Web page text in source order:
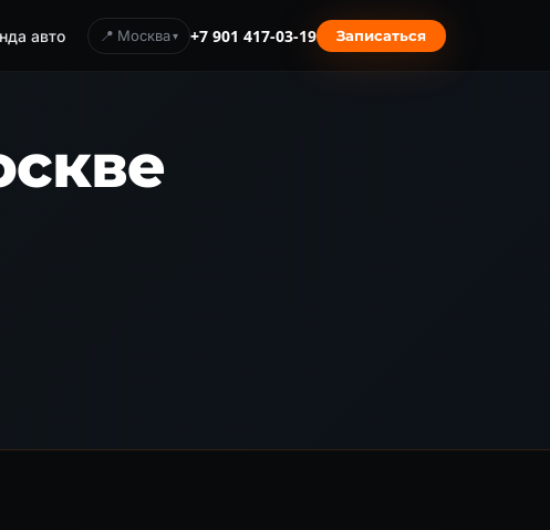
авто 📍 Москва +7 901 417-03-19 Записаться